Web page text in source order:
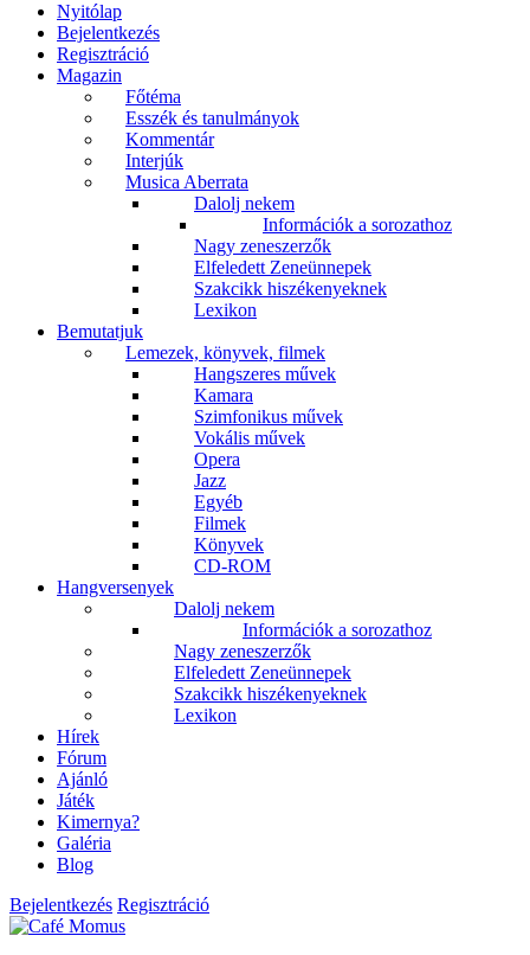
Nyitólap
Bejelentkezés
Regisztráció
Magazin
Főtéma
Esszék és tanulmányok
Kommentár
Interjúk
Musica Aberrata
Dalolj nekem
Információk a sorozathoz
Nagy zeneszerzők
Elfeledett Zeneünnepek
Szakcikk hiszékenyeknek
Lexikon
Bemutatjuk
Lemezek, könyvek, filmek
Hangszeres művek
Kamara
Szimfonikus művek
Vokális művek
Opera
Jazz
Egyéb
Filmek
Könyvek
CD-ROM
Hangversenyek
Dalolj nekem
Információk a sorozathoz
Nagy zeneszerzők
Elfeledett Zeneünnepek
Szakcikk hiszékenyeknek
Lexikon
Hírek
Fórum
Ajánló
Játék
Kimernya?
Galéria
Blog
Bejelentkezés Regisztráció